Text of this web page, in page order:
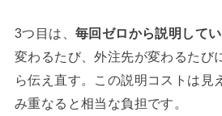
3つ目は、 毎回ゼロから説明して
変わるたび、外注先が変わるたび
ら伝え直す。この説明コストは見
み重なると相当な負担です。